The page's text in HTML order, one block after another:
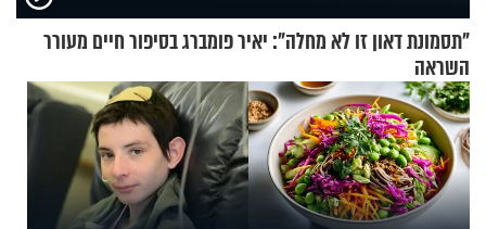
"תסמונת דאון זו לא מחלה": יאיר פומברג בסיפור חיים מעורר
השראה